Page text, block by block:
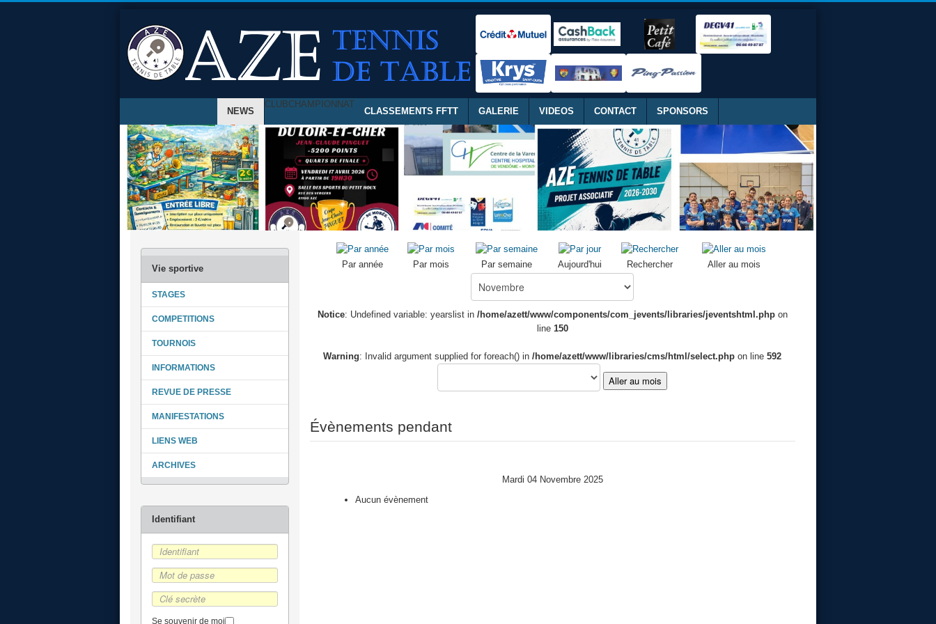
NEWS
CLUBCHAMPIONNAT
CLASSEMENTS FFTT GALERIE VIDEOS CONTACT SPONSORS
Se souvenir de moi
STAGES
COMPETITIONS
TOURNOIS
INFORMATIONS
REVUE DE PRESSE
MANIFESTATIONS
LIENS WEB
ARCHIVES
Par année Par mois Par semaine Aujourd'hui Rechercher Aller au mois
Notice: Undefined variable: yearslist in /home/azett/www/components/com_jevents/libraries/jeventshtml.phpon
line 150
Warning: Invalid argument supplied for foreach() in/home/azett/www/libraries/cms/html/select.php on line592
Aller au mois
Évènements pendant
Mardi 04 Novembre 2025
Aucun évènement